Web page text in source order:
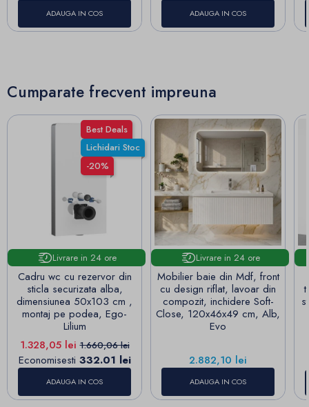
ADAUGA IN COS ADAUGA IN COS
Cumparate frecvent impreuna
Best Deals
Lichidari Stoc
-20%
Livrare in 24 ore
Cadru wc cu rezervor din
sticla securizata alba,
dimensiunea 50x103 cm ,
montaj pe podea, Ego-
Lilium
Pret
1.328,05 leiPret de baza
1.660,06 lei
Economisesti 332.01 lei
ADAUGA IN COS
Livrare in 24 ore
Mobilier baie din Mdf, front
cu design riflat, lavoar din
compozit, inchidere Soft-
Close, 120x46x49 cm, Alb,
Evo
Pret
2.882,10 lei
ADAUGA IN COS